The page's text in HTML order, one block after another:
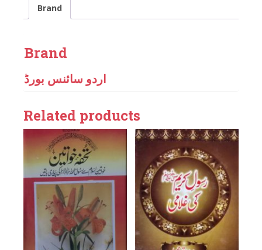
Brand
Brand
اردو سائنس بورڈ
Related products